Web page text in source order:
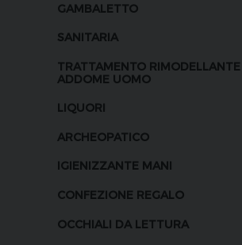
GAMBALETTO
SANITARIA
TRATTAMENTO RIMODELLANTE
ADDOME UOMO
LIQUORI
ARCHEOPATICO
IGIENIZZANTE MANI
CONFEZIONE REGALO
OCCHIALI DA LETTURA